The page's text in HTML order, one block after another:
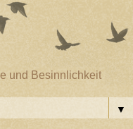
und Besinnlichkeit
▼